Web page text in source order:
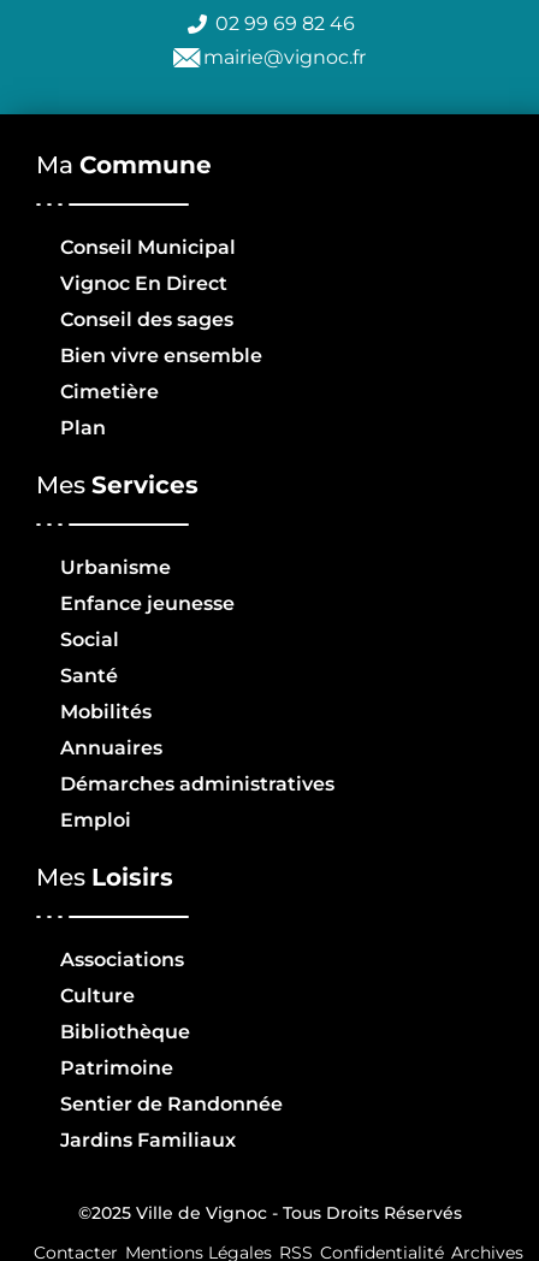
02 99 69 82 46
mairie@vignoc.fr
Ma Commune
Conseil Municipal
Vignoc En Direct
Conseil des sages
Bien vivre ensemble
Cimetière
Plan
Mes Services
Urbanisme
Enfance jeunesse
Social
Santé
Mobilités
Annuaires
Démarches administratives
Emploi
Mes Loisirs
Associations
Culture
Bibliothèque
Patrimoine
Sentier de Randonnée
Jardins Familiaux
©2025 Ville de Vignoc - Tous Droits Réservés
Contacter Mentions Légales RSS Confidentialité Archives